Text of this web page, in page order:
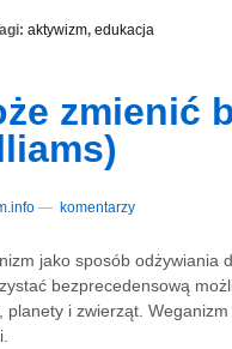
aktywizm, edukacja
zmienić
— komentarzy
jako sposób odżywiania
bezprecedensową
planety i zwierząt.